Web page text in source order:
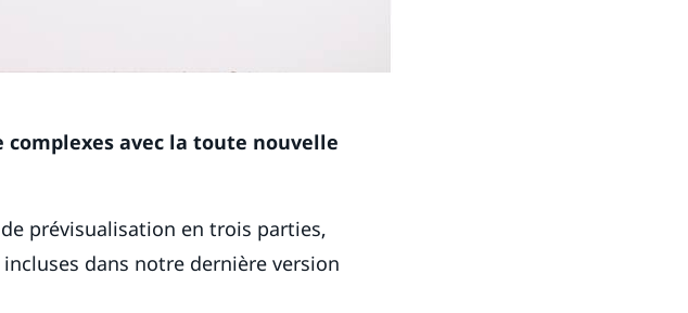
complexes avec la toute nouvelle
prévisualisation en trois parties,
dans notre dernière version